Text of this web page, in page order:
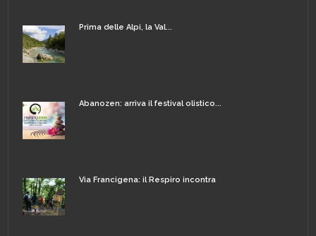
Prima delle Alpi, la Val...
Abanozen: arriva il festival olistico...
Via Francigena: il Respiro incontra